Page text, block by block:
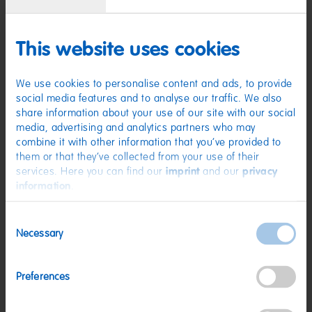
This website uses cookies
We use cookies to personalise content and ads, to provide
social media features and to analyse our traffic. We also
share information about your use of our site with our social
media, advertising and analytics partners who may
combine it with other information that you’ve provided to
them or that they’ve collected from your use of their
services. Here you can find our imprintand our privacy
information
Selection
Necessary
Preferences
Katinchen 175g
1,19 € (6,80 € / kg)
Fruitmania Berry 160g
1,19 € (7,44 € / kg)